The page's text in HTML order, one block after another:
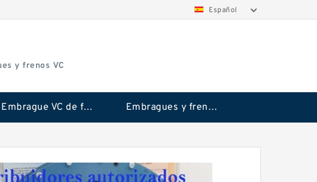
Español
y frenos VC
Embrague VC de fricción Rubflex Embragues y frenos VC